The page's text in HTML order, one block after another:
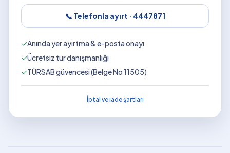
📞 Telefonla ayırt · 4447871
✓Anında yer ayırtma & e-posta onayı
✓Ücretsiz tur danışmanlığı
✓TÜRSAB güvencesi (Belge No 11505)
İptal ve iade şartları